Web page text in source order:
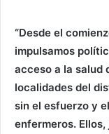
“Desde el
impulsamos
acceso a la salud
localidades del
sin el esfuerzo y
enfermeros.